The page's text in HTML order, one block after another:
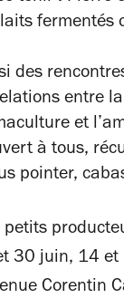
des
entre
et
à tous,
pointer,
petits
30 juin, 14
Corentin